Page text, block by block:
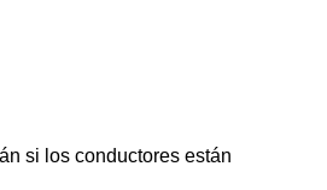
si los conductores están